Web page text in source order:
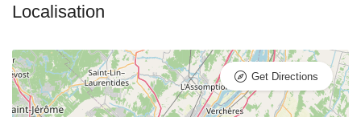
Get Directions